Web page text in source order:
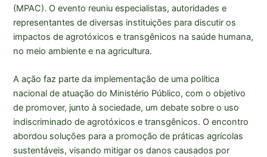
(MPAC). O evento reuniu especialistas, autoridades e
representantes de diversas instituições para discutir os
impactos de agrotóxicos e transgênicos na saúde humana,
no meio ambiente e na agricultura.
A ação faz parte da implementação de uma política
nacional de atuação do Ministério Público, com o objetivo
de promover, junto à sociedade, um debate sobre o uso
indiscriminado de agrotóxicos e transgênicos. O encontro
abordou soluções para a promoção de práticas agrícolas
sustentáveis, visando mitigar os danos causados por